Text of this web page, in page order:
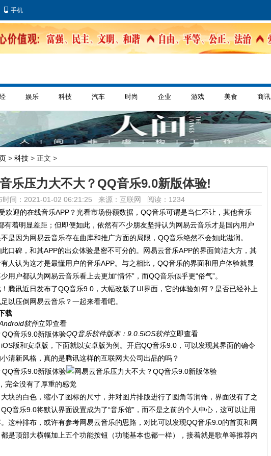
手机
娱乐 科技 汽车 时尚 企业 游戏 美食 商讯
> 科技 > 正文 >
乐压力大不大？QQ音乐9.0新版体验!
时间：2021-01-02 06:21:25 来源：互联网 阅读：1234
欢迎的在线音乐APP？光看市场份额数据，QQ音乐可谓是当仁不让，其他音乐
有着明显差距；但即便如此，依然有不少朋友坚持认为网易云音乐才是国内用户
是因为网易云音乐存在曲库和推广方面的局限，QQ音乐绝然不会如此滋润。
口碑，和其APP的出众体验是密不可分的。网易云音乐APP的界面简洁大方，其
人认为这才是最懂用户的音乐APP。与之相比，QQ音乐的界面和用户体验就显
用户都认为网易云音乐看上去更加“情怀”，而QQ音乐似乎更“俗气”。
腾讯近日发布了QQ音乐9.0，大幅改版了UI界面，它的体验如何？是否已经补上
以压倒网易云音乐？一起来看看吧。
载
软件立即查看
QQ音乐软件版本：9.0.5iOS软件立即查看
版和安卓版，下面就以安卓版为例。开启QQ音乐9.0，可以发现其界面的确令
清新风格，真的是腾讯这样的互联网大公司出品的吗？
完全没有了厚重的感觉
块的白色，缩小了图标的尺寸，并对图片排版进行了圆角等润饰，界面没有了之
音乐9.0将默认界面设置成为了“音乐馆”，而不是之前的个人中心，这可以让用
这种排布，或许有参考网易云音乐的思路，对比可以发现QQ音乐9.0的首页和网
是顶部大横幅加上五个功能按钮（功能基本也都一样），接着就是歌单等推荐内